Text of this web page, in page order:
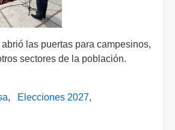
las puertas para campesinos,
sectores de la población.
Elecciones 2027